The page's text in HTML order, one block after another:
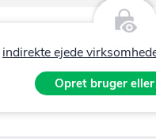
indirekte ejede
Opret bruger